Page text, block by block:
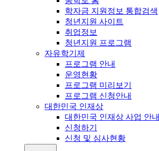
학자금 지원정보 통합검색
청년지원 사이트
취업정보
청년지원 프로그램
자유학기제
프로그램 안내
운영현황
프로그램 미리보기
프로그램 신청안내
대한민국 인재상
대한민국 인재상 사업 안내
신청하기
신청 및 심사현황